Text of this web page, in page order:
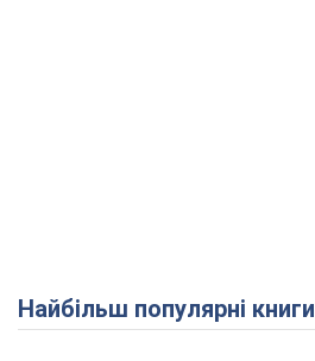
Найбільш популярні книги